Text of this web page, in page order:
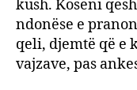
kush. Koseni
ndonëse e
qeli, djemtë që e
vajzave, pas